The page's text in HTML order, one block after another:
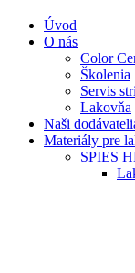
Úvod
O nás
Color
Školenia
Servis
Lakovňa
Naši
Materiály pre
SPIES